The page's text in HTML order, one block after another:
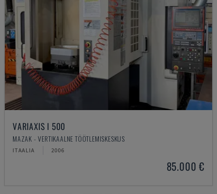
VARIAXIS I 500
MAZAK - VERTIKAALNE TÖÖTLEMISKESKUS
ITAALIA 2006
85.000 €